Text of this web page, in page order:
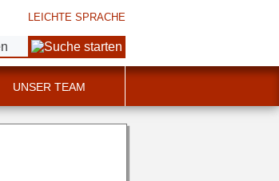
LEICHTE SPRACHE
UNSER TEAM